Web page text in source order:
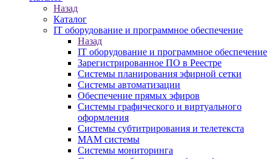
Назад
Каталог
IT оборудование и программное обеспечение
Назад
IT оборудование и программное обеспечение
Зарегистрированное ПО в Реестре
Системы планирования эфирной сетки
Системы автоматизации
Обеспечение прямых эфиров
Системы графического и виртуального
оформления
Системы субтитрирования и телетекста
MAM системы
Системы мониторинга